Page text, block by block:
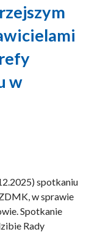
w
spotkaniu
w sprawie
Spotkanie
Rady